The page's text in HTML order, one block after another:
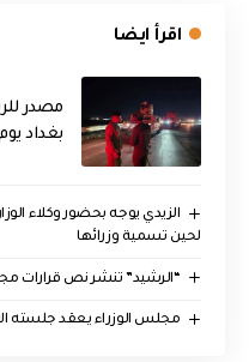
اقرأ ايضا
مصدر
بغداد
الزيدي يوجه بحضور وكلاء
لحين تسمية وزرائها
“الرشيد” تنشر نص قرارات
مجلس الوزراء يعقد جلسته